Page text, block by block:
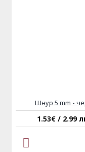
Шнур 5 mm -
1.53€ / 2.99